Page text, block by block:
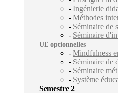
- Ingénierie
- Méthodes
- Séminaire de
- Séminaire
UE optionnelles
- Mindfulness
- Séminaire de
- Séminaire
- Système
Semestre 2